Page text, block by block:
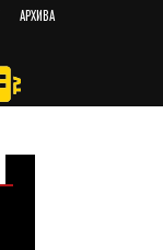
АРХИВА